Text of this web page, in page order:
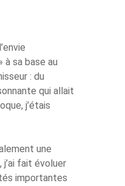
sa base au
: du
qui allait
j’étais
une
fait évoluer
importantes